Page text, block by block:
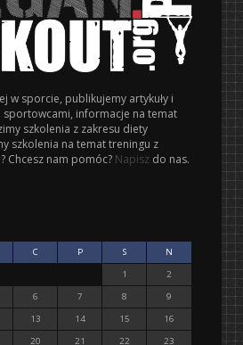
w sporcie, publikujemy artykuły i
sportowcami, informacje na temat
szkolenia z zakresu diety
szkolenia na temat treningu z
Chcesz nam pomóc? Napisz do nas.
C P S
N
1
2
6 7 8
9
13 14 15
16
20 21 22
23